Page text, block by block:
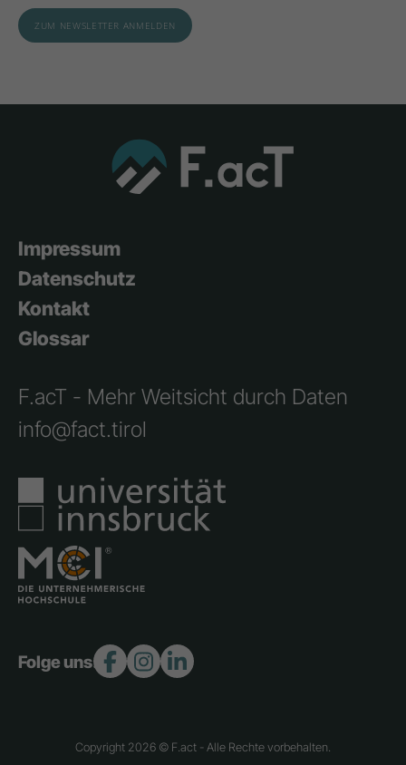
Impressum
Datenschutz
Kontakt
Glossar
F.acT - Mehr Weitsicht durch Daten
info@fact.tirol
Folge uns:
Copyright 2026 © F.act - Alle Rechte vorbehalten.